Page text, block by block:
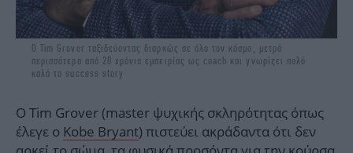
Ο Tim Grover ταξιδεύοντας διαρκώς σε όλο τον κόσμο, μετρά
περισσότερα από 20 χρόνια εμπειρίας ως coach και γνωρίζει πολύ
καλά το success story
Ο Tim Grover (master ψυχικής σκληρότητας όπως
έλεγε ο Kobe Bryant) πιστεύει ακράδαντα ότι δεν